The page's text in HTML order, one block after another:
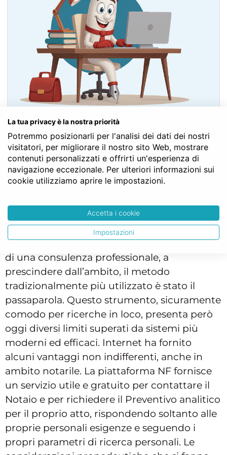
Contatta il Notaio Gratis
Fai un PREVENTIVO
I vantaggi della ricerca notarile
Online rispetto al passaparola
Per lungo tempo, quando si era alla ricerca
di una consulenza professionale, a
prescindere dall’ambito, il metodo
tradizionalmente più utilizzato è stato il
passaparola. Questo strumento, sicuramente
comodo per ricerche in loco, presenta però
oggi diversi limiti superati da sistemi più
moderni ed efficaci. Internet ha fornito
alcuni vantaggi non indifferenti, anche in
ambito notarile. La piattaforma NF fornisce
un servizio utile e gratuito per contattare il
Notaio e per richiedere il Preventivo analitico
per il proprio atto, rispondendo soltanto alle
proprie personali esigenze e seguendo i
propri parametri di ricerca personali. Le
La tua privacy è la nostra priorità
Potremmo posizionarli per l'analisi dei dati dei nostri
visitatori, per migliorare il nostro sito Web, mostrare
contenuti personalizzati e offrirti un'esperienza di
navigazione eccezionale. Per ulteriori informazioni sui
cookie utilizziamo aprire le impostazioni.
Accetta i cookie
Impostazioni